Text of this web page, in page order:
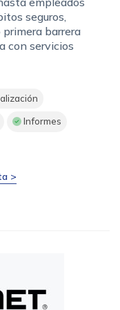
seguros,
barrera
con servicios
Informes
>